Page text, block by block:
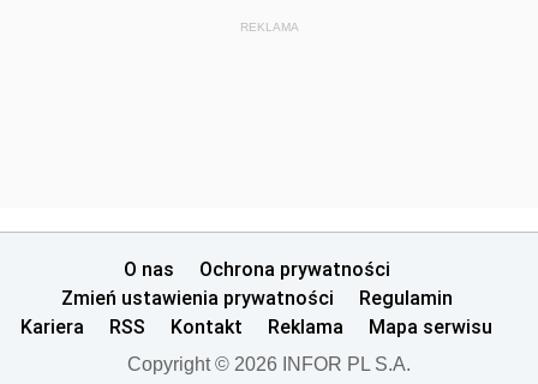
REKLAMA
O nas
Ochrona prywatności
Zmień ustawienia prywatności
Regulamin
Kariera
RSS Kontakt Reklama Mapa serwisu
Copyright © 2026 INFOR PL S.A.